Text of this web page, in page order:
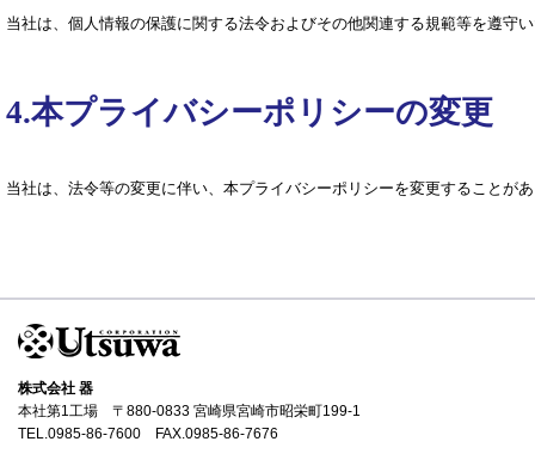
当社は、個人情報の保護に関する法令およびその他関連する規範等を遵守
4.本プライバシーポリシーの変更
当社は、法令等の変更に伴い、本プライバシーポリシーを変更することが
株式会社 器
本社第1工場 〒880-0833 宮崎県宮崎市昭栄町199-1
TEL.0985-86-7600 FAX.0985-86-7676